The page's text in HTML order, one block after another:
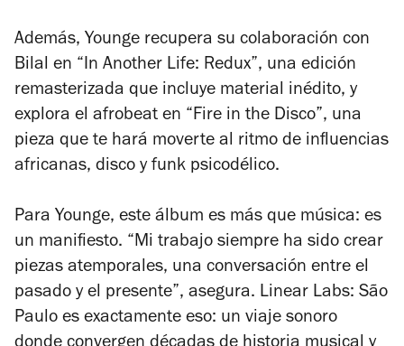
Además, Younge recupera su colaboración con
Bilal en “In Another Life: Redux”, una edición
remasterizada que incluye material inédito, y
explora el afrobeat en “Fire in the Disco”, una
pieza que te hará moverte al ritmo de influencias
africanas, disco y funk psicodélico.
Para Younge, este álbum es más que música: es
un manifiesto. “Mi trabajo siempre ha sido crear
piezas atemporales, una conversación entre el
pasado y el presente”, asegura. Linear Labs: São
Paulo es exactamente eso: un viaje sonoro